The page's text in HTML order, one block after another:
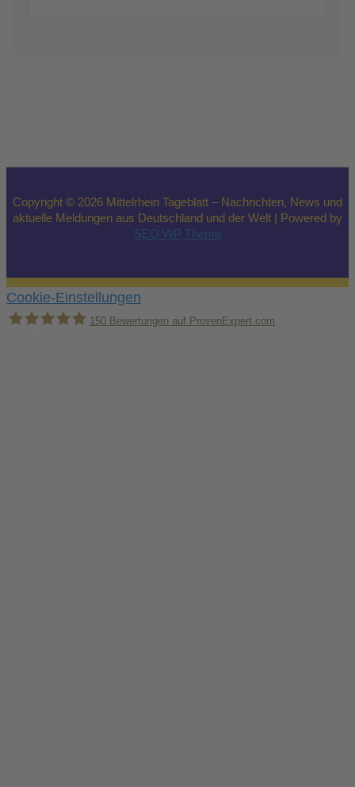
Copyright © 2026 Mittelrhein Tageblatt – Nachrichten, News und
aktuelle Meldungen aus Deutschland und der Welt | Powered by
SEO WP Theme
Cookie-Einstellungen
150 Bewertungen auf ProvenExpert.com